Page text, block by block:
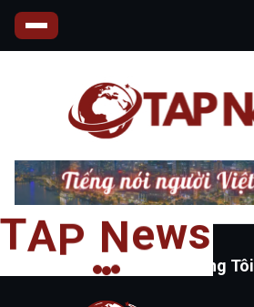
TAP News
Về Chúng Tôi